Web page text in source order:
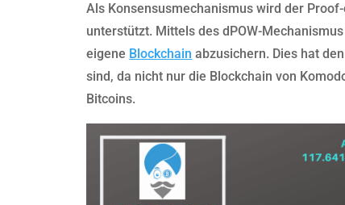
Als Konsensusmechanismus wird der
unterstützt. Mittels des dPOW-
eigene Blockchain abzusichern. Dies hat
sind, da nicht nur die Blockchain von
Bitcoins.